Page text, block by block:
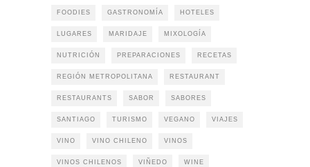
FOODIES GASTRONOMÍA HOTELES
LUGARES MARIDAJE MIXOLOGÍA
NUTRICIÓN PREPARACIONES RECETAS
REGIÓN METROPOLITANA RESTAURANT
RESTAURANTS SABOR SABORES
SANTIAGO TURISMO VEGANO VIAJES
VINO VINO CHILENO VINOS
VINOS CHILENOS VIÑEDO WINE